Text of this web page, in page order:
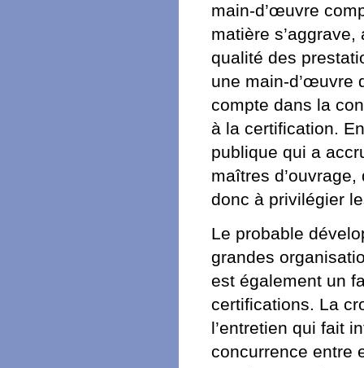
main-d’œuvre
matière
qualité des
une main-d’œuvre
compte dans la
à la certification.
publique qui a
maîtres
donc à privilégier
Le probable
grandes
est également un
certifications. La
l’entretien qui fait
concurrence entre